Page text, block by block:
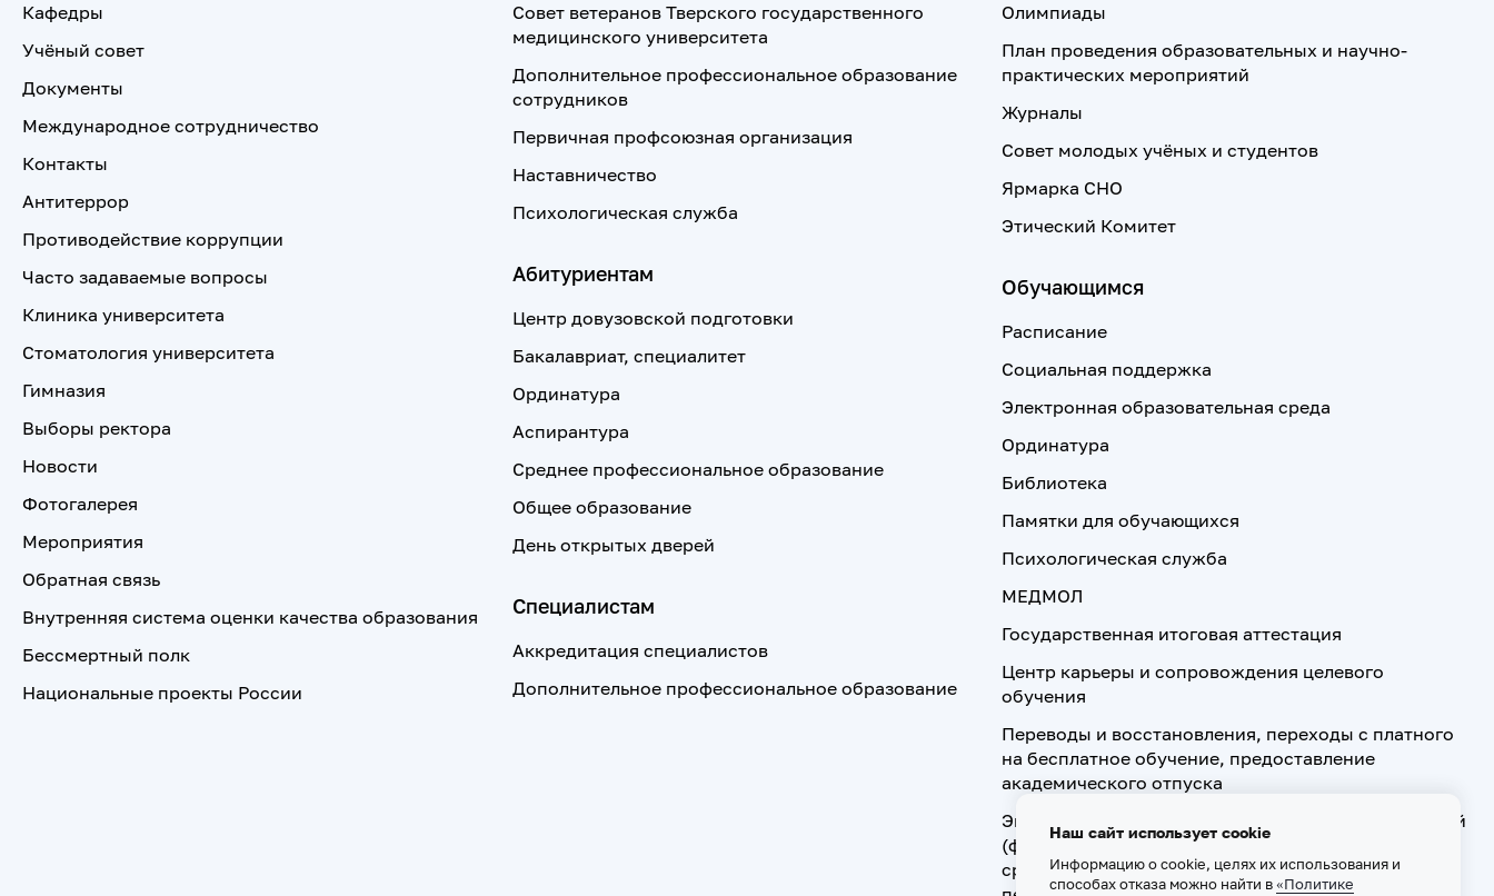
Кафедры
Учёный совет
Документы
Международное сотрудничество
Контакты
Антитеррор
Противодействие коррупции
Часто задаваемые вопросы
Клиника университета
Стоматология университета
Гимназия
Выборы ректора
Новости
Фотогалерея
Мероприятия
Обратная связь
Внутренняя система оценки качества образования
Бессмертный полк
Национальные проекты России
Совет ветеранов Тверского государственного
медицинского университета
Дополнительное профессиональное образование
сотрудников
Первичная профсоюзная организация
Наставничество
Психологическая служба
Абитуриентам
Центр довузовской подготовки
Бакалавриат, специалитет
Ординатура
Аспирантура
Среднее профессиональное образование
Общее образование
День открытых дверей
Специалистам
Аккредитация специалистов
Дополнительное профессиональное образование
Олимпиады
План проведения образовательных и научно-
практических мероприятий
Журналы
Совет молодых учёных и студентов
Ярмарка СНО
Этический Комитет
Обучающимся
Расписание
Социальная поддержка
Электронная образовательная среда
Ординатура
Библиотека
Памятки для обучающихся
Психологическая служба
МЕДМОЛ
Государственная итоговая аттестация
Центр карьеры и сопровождения целевого
обучения
Переводы и восстановления, переходы с платного
на бесплатное обучение, предоставление
академического отпуска
Экзамен по допуску к осуществлению медицинской
(фармацевтической) деятельности на должностях
среднего медицинского (фармацевтического)
Наш сайт использует cookie
Информацию о cookie, целях их использования и
способах отказа можно найти в«Политике